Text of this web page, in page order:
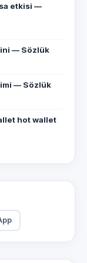
etkisi —
— Sözlük
— Sözlük
hot wallet